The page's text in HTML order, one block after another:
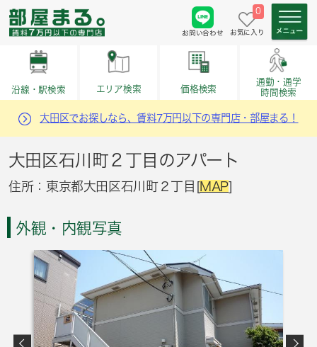
お問い合わせ
0
お気に入り
沿線・駅検索 エリア検索 価格検索
通勤・通学
時間検索
大田区でお探しなら、賃料7万円以下の専門店・部屋まる！
大田区石川町２丁目のアパート
住所：東京都大田区石川町２丁目[MAP]
外観・内観写真